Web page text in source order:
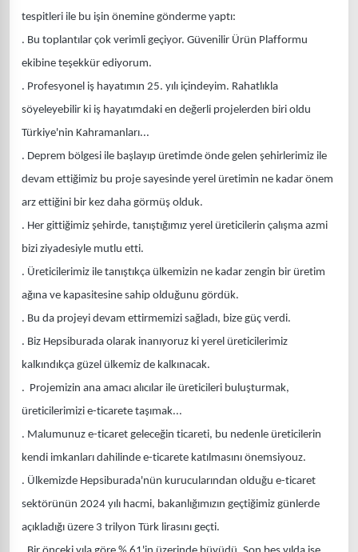
tespitleri ile bu işin önemine gönderme yaptı:
. Bu toplantılar çok verimli geçiyor. Güvenilir Ürün Plafformu
ekibine teşekkür ediyorum.
. Profesyonel iş hayatımın 25. yılı içindeyim. Rahatlıkla
söyeleyebilir ki iş hayatımdaki en değerli projelerden biri oldu
Türkiye'nin Kahramanları...
. Deprem bölgesi ile başlayıp üretimde önde gelen şehirlerimiz ile
devam ettiğimiz bu proje sayesinde yerel üretimin ne kadar önem
arz ettiğini bir kez daha görmüş olduk.
. Her gittiğimiz şehirde, tanıştığımız yerel üreticilerin çalışma azmi
bizi ziyadesiyle mutlu etti.
. Üreticilerimiz ile tanıştıkça ülkemizin ne kadar zengin bir üretim
ağına ve kapasitesine sahip olduğunu gördük.
. Bu da projeyi devam ettirmemizi sağladı, bize güç verdi.
. Biz Hepsiburada olarak inanıyoruz ki yerel üreticilerimiz
kalkındıkça güzel ülkemiz de kalkınacak.
. Projemizin ana amacı alıcılar ile üreticileri buluşturmak,
üreticilerimizi e-ticarete taşımak...
. Malumunuz e-ticaret geleceğin ticareti, bu nedenle üreticilerin
kendi imkanları dahilinde e-ticarete katılmasını önemsiyouz.
. Ülkemizde Hepsiburada'nün kurucularından olduğu e-ticaret
sektörünün 2024 yılı hacmi, bakanlığımızın geçtiğimiz günlerde
açıkladığı üzere 3 trilyon Türk lirasını geçti.